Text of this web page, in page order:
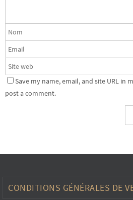
Save my name, email, and site URL in
post a comment.
CONDITIONS GÉNÉRALES DE